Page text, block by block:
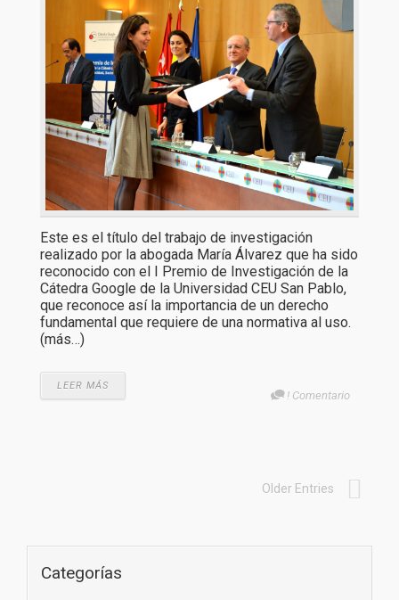
Este es el título del trabajo de investigación
realizado por la abogada María Álvarez que ha sido
reconocido con el I Premio de Investigación de la
Cátedra Google de la Universidad CEU San Pablo,
que reconoce así la importancia de un derecho
fundamental que requiere de una normativa al uso.
(más…)
LEER MÁS
! Comentario
Older Entries
Categorías